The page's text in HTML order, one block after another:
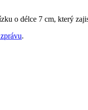
o délce 7 cm, který
.